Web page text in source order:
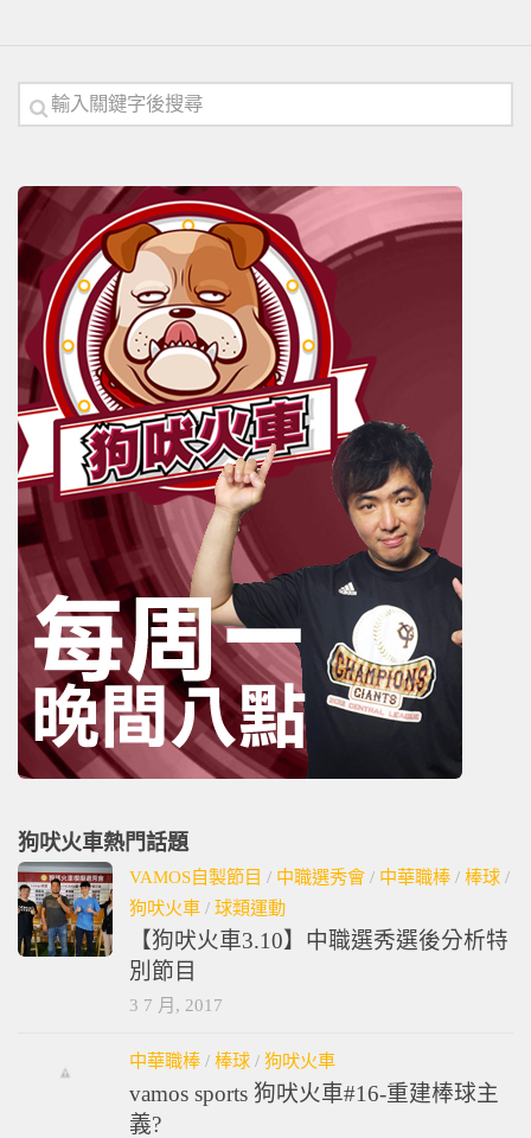
狗吠火車熱門話題
VAMOS自製節目 / 中職選秀會 / 中華職棒 / 棒球 /
狗吠火車 / 球類運動
【狗吠火車3.10】中職選秀選後分析特
別節目
3 7 月, 2017
中華職棒 / 棒球 / 狗吠火車
vamos sports 狗吠火車#16-重建棒球主
義?